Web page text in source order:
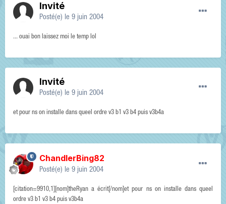
Invité
Posté(e) le 9 juin 2004
... ouai bon laissez moi le temp lol
Invité
Posté(e) le 9 juin 2004
et pour ns on installe dans queel ordre v3 b1 v3 b4 puis v3b4a
ChandlerBing82
Posté(e) le 9 juin 2004
[citation=9910,1][nom]theRyan a écrit[/nom]et pour ns on installe dans queel
ordre v3 b1 v3 b4 puis v3b4a